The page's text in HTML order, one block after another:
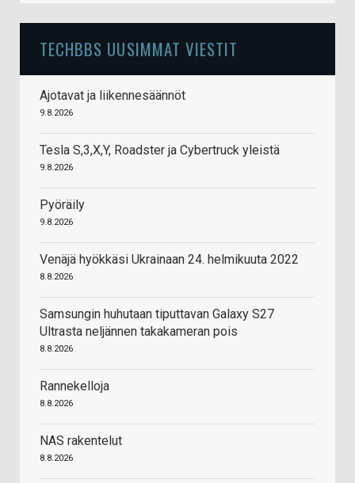
TECHBBS UUSIMMAT VIESTIT
Ajotavat ja liikennesäännöt
9.8.2026
Tesla S,3,X,Y, Roadster ja Cybertruck yleistä
9.8.2026
Pyöräily
9.8.2026
Venäjä hyökkäsi Ukrainaan 24. helmikuuta 2022
8.8.2026
Samsungin huhutaan tiputtavan Galaxy S27
Ultrasta neljännen takakameran pois
8.8.2026
Rannekelloja
8.8.2026
NAS rakentelut
8.8.2026